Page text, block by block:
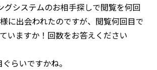
グシステムのお相手探しで閲覧を何回
に出会われたのですが、閲覧何回目で
いますか！回数をお答えください
らいですかね。